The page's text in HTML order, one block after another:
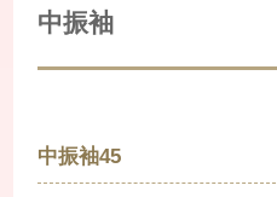
中振袖
中振袖45